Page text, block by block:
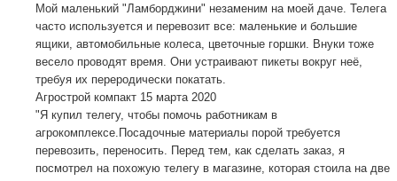
Мой маленький "Ламборджини" незаменим на моей даче. Телега
часто используется и перевозит все: маленькие и большие
ящики, автомобильные колеса, цветочные горшки. Внуки тоже
весело проводят время. Они устраивают пикеты вокруг неё,
требуя их переродически покатать.
Агрострой компакт 15 марта 2020
"Я купил телегу, чтобы помочь работникам в
агрокомплексе.Посадочные материалы порой требуется
перевозить, переносить. Перед тем, как сделать заказ, я
посмотрел на похожую телегу в магазине, которая стоила на две